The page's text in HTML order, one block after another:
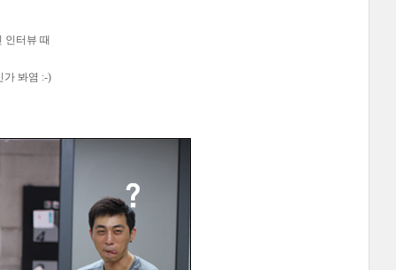
인터뷰 때
가 봐염 :-)